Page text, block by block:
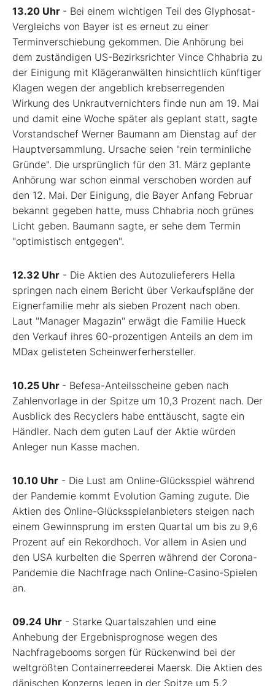
13.20 Uhr - Bei einem wichtigen Teil des Glyphosat-
Vergleichs von Bayer ist es erneut zu einer
Terminverschiebung gekommen. Die Anhörung bei
dem zuständigen US-Bezirksrichter Vince Chhabria zu
der Einigung mit Klägeranwälten hinsichtlich künftiger
Klagen wegen der angeblich krebserregenden
Wirkung des Unkrautvernichters finde nun am 19. Mai
und damit eine Woche später als geplant statt, sagte
Vorstandschef Werner Baumann am Dienstag auf der
Hauptversammlung. Ursache seien "rein terminliche
Gründe". Die ursprünglich für den 31. März geplante
Anhörung war schon einmal verschoben worden auf
den 12. Mai. Der Einigung, die Bayer Anfang Februar
bekannt gegeben hatte, muss Chhabria noch grünes
Licht geben. Baumann sagte, er sehe dem Termin
"optimistisch entgegen".
12.32 Uhr - Die Aktien des Autozulieferers Hella
springen nach einem Bericht über Verkaufspläne der
Eignerfamilie mehr als sieben Prozent nach oben.
Laut "Manager Magazin" erwägt die Familie Hueck
den Verkauf ihres 60-prozentigen Anteils an dem im
MDax gelisteten Scheinwerferhersteller.
10.25 Uhr - Befesa-Anteilsscheine geben nach
Zahlenvorlage in der Spitze um 10,3 Prozent nach. Der
Ausblick des Recyclers habe enttäuscht, sagte ein
Händler. Nach dem guten Lauf der Aktie würden
Anleger nun Kasse machen.
10.10 Uhr - Die Lust am Online-Glücksspiel während
der Pandemie kommt Evolution Gaming zugute. Die
Aktien des Online-Glücksspielanbieters steigen nach
einem Gewinnsprung im ersten Quartal um bis zu 9,6
Prozent auf ein Rekordhoch. Vor allem in Asien und
den USA kurbelten die Sperren während der Corona-
Pandemie die Nachfrage nach Online-Casino-Spielen
an.
09.24 Uhr - Starke Quartalszahlen und eine
Anhebung der Ergebnisprognose wegen des
Nachfragebooms sorgen für Rückenwind bei der
weltgrößten Containerreederei Maersk. Die Aktien des
dänischen Konzerns legen in der Spitze um 5,2